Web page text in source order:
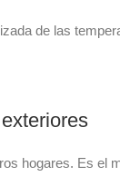
de las
hogares. Es el